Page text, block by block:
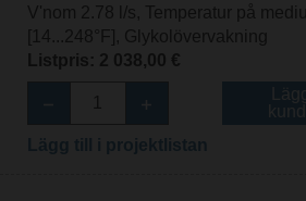
V'nom 2.78 l/s, Temperatur på
[14...248°F], Glykolövervakning
Listpris: 2 038,00 €